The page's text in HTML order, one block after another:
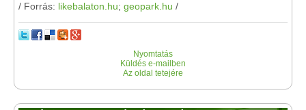
/ Forrás: likebalaton.hu; geopark.hu /
Nyomtatás
Küldés e-mailben
Az oldal tetejére